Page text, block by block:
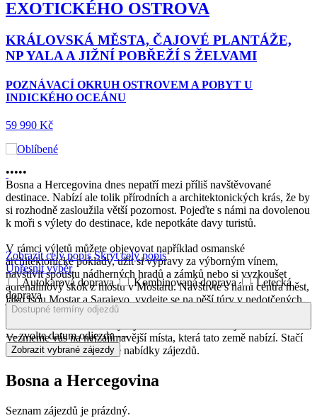
EXOTICKÉHO OSTROVA
KRÁLOVSKÁ MĚSTA, ČAJOVÉ PLANTÁŽE,
NP YALA A JIŽNÍ POBŘEŽÍ S ŽELVAMI
POZNÁVACÍ OKRUH OSTROVEM A POBYT U
INDICKÉHO OCEÁNU
59 990 Kč
•••••
Bosna a Hercegovina dnes nepatří mezi příliš navštěvované
destinace. Nabízí ale tolik přírodních a architektonických krás, že by
si rozhodně zasloužila větší pozornost. Pojeďte s námi na dovolenou
k moři s výlety do destinace, kde nepotkáte davy turistů.
V rámci výletů můžete objevovat například osmanské
architektonické poklady, užít si výpravy za výborným vínem,
navštívit spoustu nádherných hradů a zámků nebo si vyzkoušet
adrenalinový skok z mostu v Mostaru. Navštivte s námi centra měst,
jako jsou Mostar a Sarajevo, vydejte se na pěší túry v nedotčených
lesích národního parku Sutjeska nebo navštivte největší pyramidu
Vezmeme vás na nejzajímavější místa, která tato země nabízí. Stačí
si jen vybrat z naší bohaté nabídky zájezdů.
Zobrazit celý popis Skrýt celý popis
Upřesnit výběr
Autokarová doprava
Kombinovaná doprava
Letecká
doprava
Dostupné termíny odjezdů
--- zvolte datum odjezdu ---
Bosna a Hercegovina
Seznam zájezdů je prázdný.